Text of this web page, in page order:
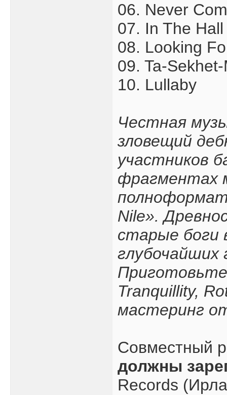
06. Never
07. In The
08. Looking
09. Ta-Sekhet-
10. Lullaby
Честная
зловещий
участников
фрагментах
Nile».
старые боги
глубочайших
Tranquillity,
мастеринг
Совместный
должны
Records